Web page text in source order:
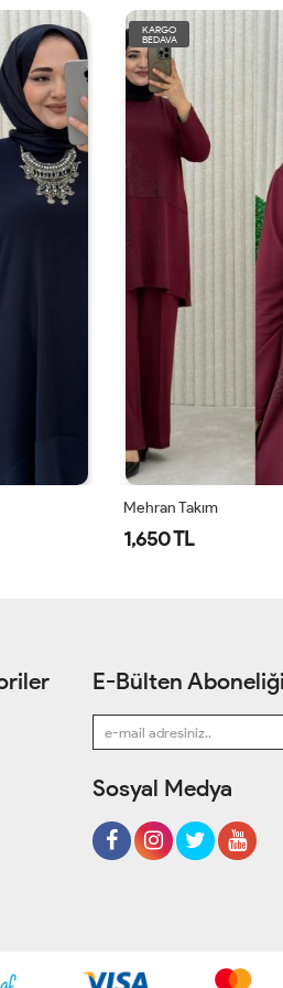
KARGO
BEDAVA
Mehran Takım
1,650 TL
E-Bülten Aboneliği
Sosyal Medya